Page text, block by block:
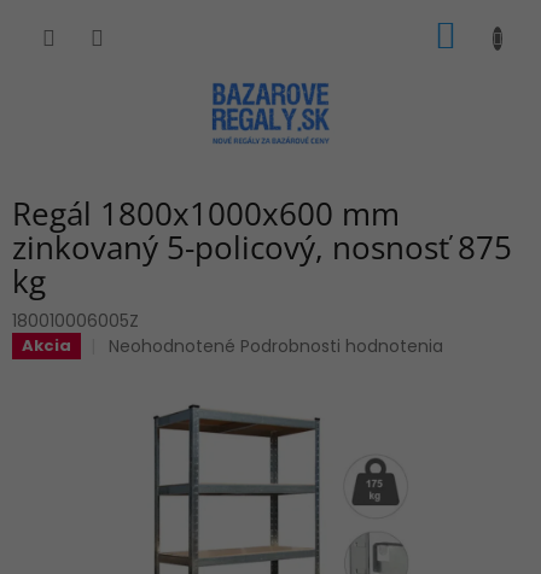
Regál 1800x1000x600 mm
zinkovaný 5-policový, nosnosť 875
kg
180010006005Z
Akcia
Priemerné
Neohodnotené Podrobnosti hodnotenia